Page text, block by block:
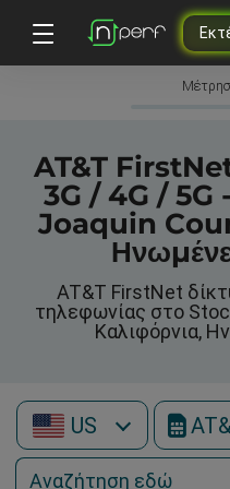
AT&T
3G / 4G /
Joaquin
AT&T FirstNet
τηλεφωνίας στο
Καλιφόρνια,
US